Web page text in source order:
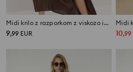
Midi krilo z razporkom z viskozo in dodatkom lana
9,99 EUR 10,99